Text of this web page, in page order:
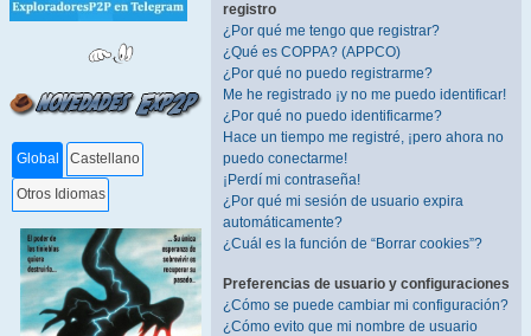
Global Castellano
Otros Idiomas
registro
¿Por qué me tengo que registrar?
¿Qué es COPPA? (APPCO)
¿Por qué no puedo registrarme?
Me he registrado ¡y no me puedo identificar!
¿Por qué no puedo identificarme?
Hace un tiempo me registré, ¡pero ahora no
puedo conectarme!
¡Perdí mi contraseña!
¿Por qué mi sesión de usuario expira
automáticamente?
¿Cuál es la función de “Borrar cookies”?
Preferencias de usuario y configuraciones
¿Cómo se puede cambiar mi configuración?
¿Cómo evito que mi nombre de usuario